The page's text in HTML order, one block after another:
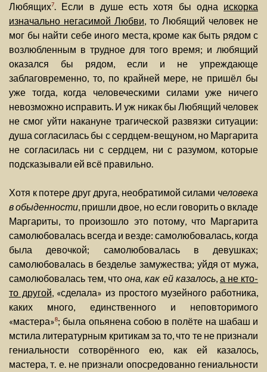
Любящих7. Если в душе есть хотя бы одна искорка
изначально негасимой Любви, то Любящий человек не
мог бы найти себе иного места, кроме как быть рядом с
возлюбленным в трудное для того время; и любящий
оказался бы рядом, если и не упреждающе
заблаговременно, то, по крайней мере, не пришёл бы
уже тогда, когда человеческими силами уже ничего
невозможно исправить. И уж никак бы Любящий человек
не смог уйти накануне трагической развязки ситуации:
душа согласилась бы с сердцем-вещуном, но Маргарита
не согласилась ни с сердцем, ни с разумом, которые
подсказывали ей всё правильно.
Хотя к потере друг друга, необратимой силами человека
в обыденности, пришли двое, но если говорить о вкладе
Маргариты, то произошло это потому, что Маргарита
самолюбовалась всегда и везде: самолюбовалась, когда
была девочкой; самолюбовалась в девушках;
самолюбовалась в безделье замужества; уйдя от мужа,
самолюбовалась тем, чтоона, как ей казалось, а не кто-
то другой, «сделала» из простого музейного работника,
каких много, единственного и неповторимого
«мастера»8; была опьянена собою в полёте на шабаш и
мстила литературным критикам за то, что те не признали
гениальности сотворённого ею, как ей казалось,
мастера, т. е. не признали опосредованно гениальности